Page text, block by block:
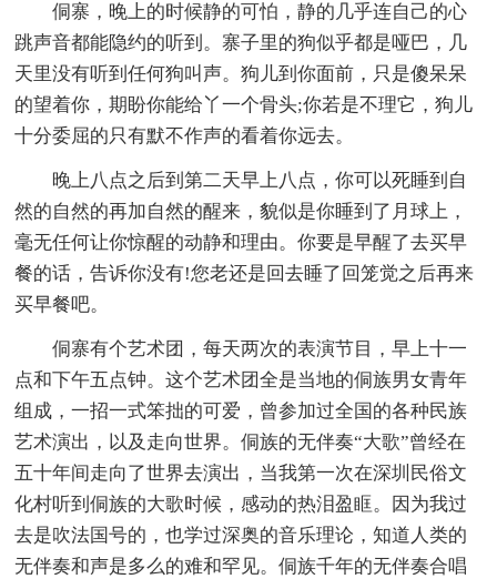
侗寨，晚上的时候静的可怕，静的几乎连自己的心
跳声音都能隐约的听到。寨子里的狗似乎都是哑巴，几
天里没有听到任何狗叫声。狗儿到你面前，只是傻呆呆
的望着你，期盼你能给丫一个骨头;你若是不理它，狗儿
十分委屈的只有默不作声的看着你远去。
晚上八点之后到第二天早上八点，你可以死睡到自
然的自然的再加自然的醒来，貌似是你睡到了月球上，
毫无任何让你惊醒的动静和理由。你要是早醒了去买早
餐的话，告诉你没有!您老还是回去睡了回笼觉之后再来
买早餐吧。
侗寨有个艺术团，每天两次的表演节目，早上十一
点和下午五点钟。这个艺术团全是当地的侗族男女青年
组成，一招一式笨拙的可爱，曾参加过全国的各种民族
艺术演出，以及走向世界。侗族的无伴奏“大歌”曾经在
五十年间走向了世界去演出，当我第一次在深圳民俗文
化村听到侗族的大歌时候，感动的热泪盈眶。因为我过
去是吹法国号的，也学过深奥的音乐理论，知道人类的
无伴奏和声是多么的难和罕见。侗族千年的无伴奏合唱